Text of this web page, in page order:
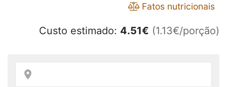
Fatos nutricionais
Custo estimado: 4.51€ (1.13€/porção)